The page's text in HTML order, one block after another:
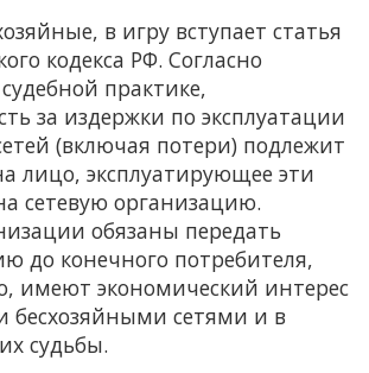
в игру вступает статья
кодекса РФ. Согласно
практике,
за издержки по эксплуатации
(включая потери) подлежит
лицо, эксплуатирующее эти
сетевую организацию.
обязаны передать
до конечного потребителя,
имеют экономический интерес
бесхозяйными сетями и в
судьбы.